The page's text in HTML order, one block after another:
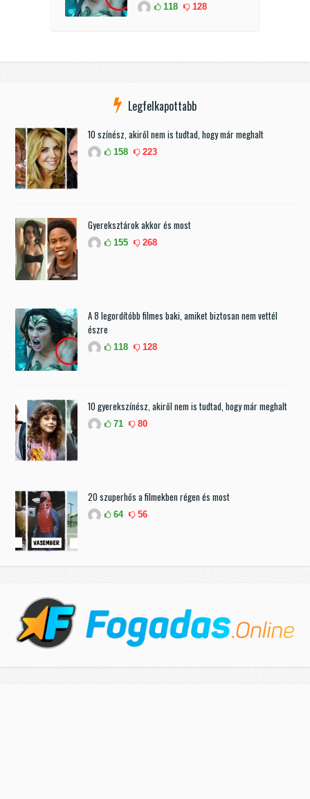
118 128
Legfelkapottabb
10 színész, akiről nem is tudtad, hogy már meghalt
158 223
Gyereksztárok akkor és most
155 268
A 8 legordítóbb filmes baki, amiket biztosan nem vettél
észre
118 128
10 gyerekszínész, akiről nem is tudtad, hogy már meghalt
71 80
20 szuperhős a filmekben régen és most
64 56